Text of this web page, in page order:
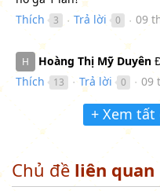
Thích
3 ● Trả lời 0 ● 09
H Hoàng Thị Mỹ Duyên
Thích
13 ● Trả lời 0 ● 09
+ Xem tất
Chủ đề liên quan